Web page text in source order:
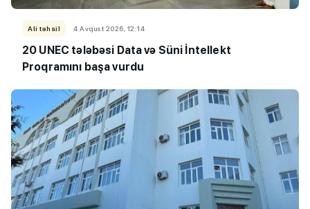
Ali təhsil 4 Avqust 2026, 12:14
20 UNEC tələbəsi Data və Süni İntellekt
Proqramını başa vurdu